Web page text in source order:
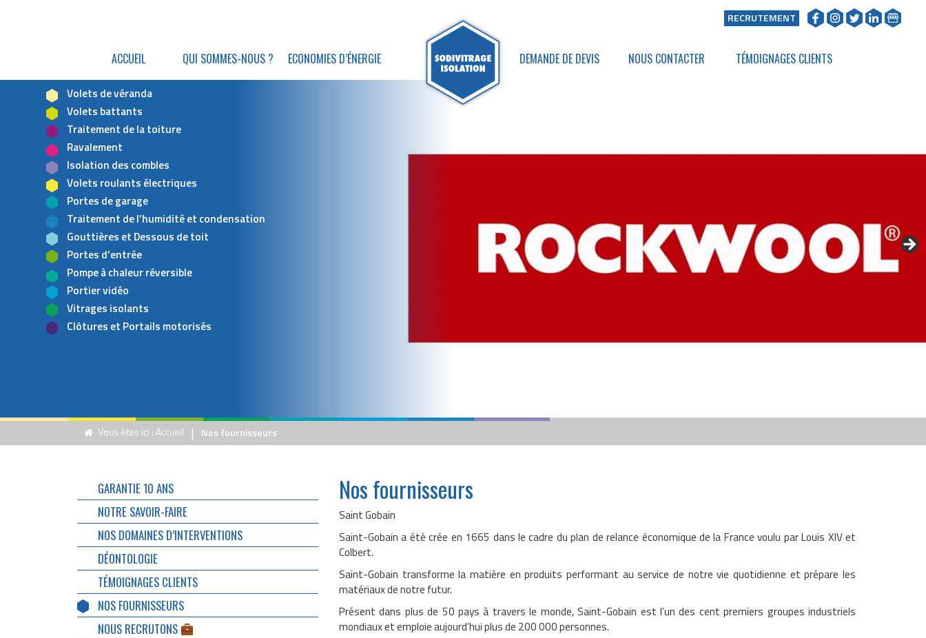
RECRUTEMENT
ACCUEIL QUI SOMMES-NOUS ? ECONOMIES D’ÉNERGIE DEMANDE DE DEVIS NOUS CONTACTER TÉMOIGNAGES CLIENTS
Volets de véranda
Volets battants
Traitement de la toiture
Ravalement
Isolation des combles
Volets roulants électriques
Portes de garage
Traitement de l’humidité et condensation
Gouttières et Dessous de toit
Portes d’entrée
Pompe à chaleur réversible
Portier vidéo
Vitrages isolants
Clôtures et Portails motorisés
Vous êtes ici :Accueil | Nos fournisseurs
GARANTIE 10 ANS
NOTRE SAVOIR-FAIRE
NOS DOMAINES D’INTERVENTIONS
DÉONTOLOGIE
TÉMOIGNAGES CLIENTS
NOS FOURNISSEURS
NOUS RECRUTONS
Nos fournisseurs
Saint Gobain
Saint-Gobain a été crée en 1665 dans le cadre du plan de relance économique de la France voulu par Louis XIV et
Colbert.
Saint-Gobain transforme la matière en produits performant au service de notre vie quotidienne et prépare les
matériaux de notre futur.
Présent dans plus de 50 pays à travers le monde, Saint-Gobain est l’un des cent premiers groupes industriels
mondiaux et emploie aujourd’hui plus de 200 000 personnes.